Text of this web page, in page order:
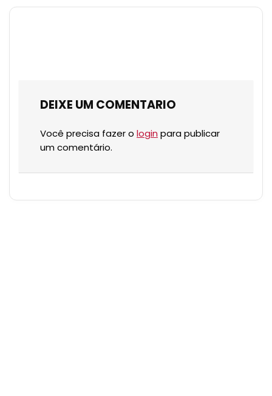
DEIXE UM COMENTARIO
Você precisa fazer o login para publicar
um comentário.